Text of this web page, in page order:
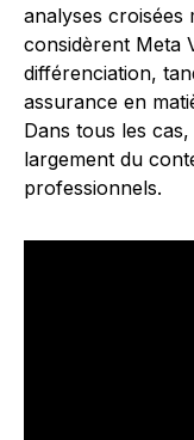
analyses croisées
considèrent Meta
différenciation,
assurance en
Dans tous les
largement du
professionnels.